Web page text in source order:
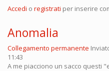
Accedi o registrati per inserire
Anomalia
Collegamento permanente
11:43
A me piacciono un sacco questi